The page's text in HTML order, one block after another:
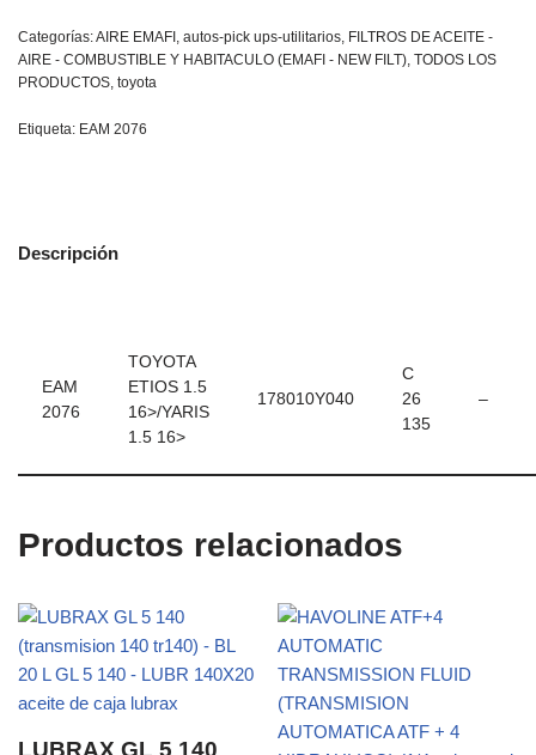
Categorías:AIRE EMAFI autos-pick ups-utilitarios FILTROS DE ACEITE -
AIRE - COMBUSTIBLE Y HABITACULO (EMAFI - NEW FILT) TODOS LOS
PRODUCTOS toyota
Etiqueta: EAM 2076
Descripción
EAM
2076
TOYOTA
ETIOS 1.5
16>/YARIS
1.5 16>
178010Y040
C
26
135
–
Productos relacionados
LUBRAX GL 5 140